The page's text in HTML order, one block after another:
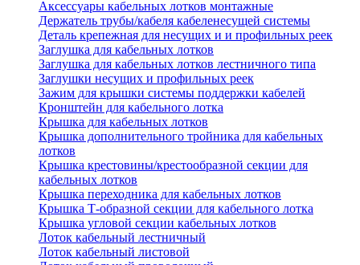
Аксессуары кабельных лотков монтажные
Держатель трубы/кабеля кабеленесущей системы
Деталь крепежная для несущих и и профильных реек
Заглушка для кабельных лотков
Заглушка для кабельных лотков лестничного типа
Заглушки несущих и профильных реек
Зажим для крышки системы поддержки кабелей
Кронштейн для кабельного лотка
Крышка для кабельных лотков
Крышка дополнительного тройника для кабельных
лотков
Крышка крестовины/крестообразной секции для
кабельных лотков
Крышка переходника для кабельных лотков
Крышка Т-образной секции для кабельного лотка
Крышка угловой секции кабельных лотков
Лоток кабельный лестничный
Лоток кабельный листовой